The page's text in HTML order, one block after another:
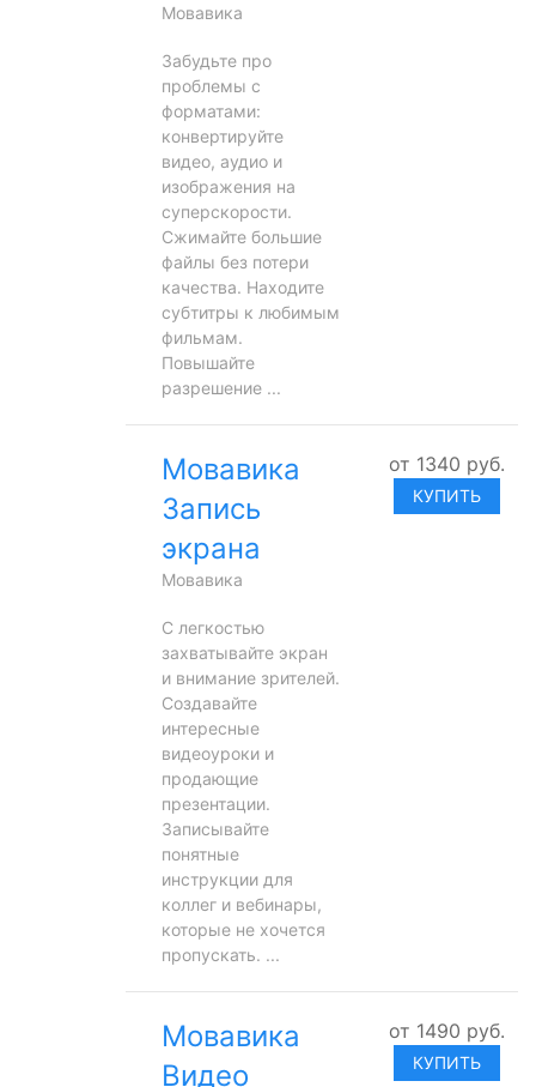
Мовавика
Забудьте про
проблемы с
форматами:
конвертируйте
видео, аудио и
изображения на
суперскорости.
Сжимайте большие
файлы без потери
качества. Находите
субтитры к любимым
фильмам.
Повышайте
разрешение ...
Мовавика
Запись
экрана
Мовавика
С легкостью
захватывайте экран
и внимание зрителей.
Создавайте
интересные
видеоуроки и
продающие
презентации.
Записывайте
понятные
инструкции для
коллег и вебинары,
которые не хочется
пропускать. ...
от 1340 руб.
КУПИТЬ
Мовавика
Видео
от 1490 руб.
КУПИТЬ